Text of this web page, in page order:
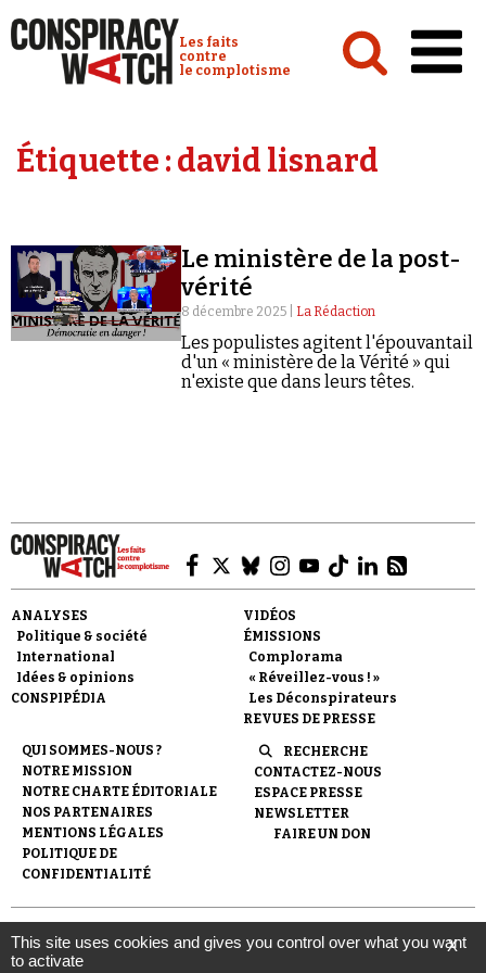
Conspiracy Watch :
Les faits
contre
le complotisme
Analyses
Vidéos
Émissions
Revues de presse
Faire un don
Demander à Vera
Étiquette :david lisnard
Le ministère de la post-
vérité
8 décembre 2025 | La Rédaction
Les populistes agitent l'épouvantail
d'un « ministère de la Vérité » qui
n'existe que dans leurs têtes.
ANALYSES
Politique & société
International
Idées & opinions
CONSPIPÉDIA
VIDÉOS
ÉMISSIONS
Complorama
« Réveillez-vous ! »
Les Déconspirateurs
REVUES DE PRESSE
QUI SOMMES-NOUS ?
NOTRE MISSION
NOTRE CHARTE ÉDITORIALE
NOS PARTENAIRES
MENTIONS LÉGALES
POLITIQUE DE
CONFIDENTIALITÉ
RECHERCHE
CONTACTEZ-NOUS
ESPACE PRESSE
NEWSLETTER
FAIRE UN DON
© 2007- 2026 Conspiracy Watch | Une réalisation de
l'Observatoire du conspirationnisme (association loi de 1901) avec
le soutien de la Fondation pour la Mémoire de la Shoah.
X
This site uses cookies and gives you control over what you want
to activate